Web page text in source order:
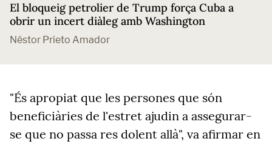
El bloqueig petrolier de Trump força Cuba a
obrir un incert diàleg amb Washington
Néstor Prieto Amador
"És apropiat que les persones que són
beneficiàries de l'estret ajudin a assegurar-
se que no passa res dolent allà", va afirmar en